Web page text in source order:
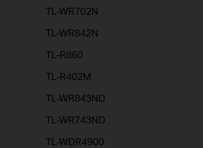
TL-WR702N
TL-WR842N
TL-R860
TL-R402M
TL-WR843ND
TL-WR743ND
TL-WDR4900